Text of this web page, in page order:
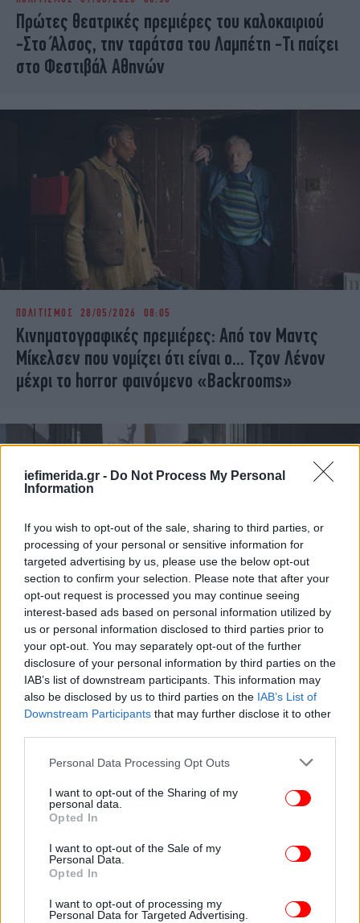
iefimerida.gr - Do Not Process My Personal
Information
If you wish to opt-out of the sale, sharing to third parties, or
processing of your personal or sensitive information for
targeted advertising by us, please use the below opt-out
section to confirm your selection. Please note that after your
opt-out request is processed you may continue seeing
interest-based ads based on personal information utilized by
us or personal information disclosed to third parties prior to
your opt-out. You may separately opt-out of the further
disclosure of your personal information by third parties on the
IAB’s list of downstream participants. This information may
also be disclosed by us to third parties on the IAB’s List of
Downstream Participants that may further disclose it to other
Please note that this website/app uses one or more Google
not limited to your visit or usage behaviour. You may click to
grant or deny consent to Google and its third-party tags to
use your data for below specified purposes in below Google
consent section.
Personal Data Processing Opt Outs
I want to opt-out of the Sharing of my
personal data.
Opted In
I want to opt-out of the Sale of my
Personal Data.
Opted In
I want to opt-out of processing my
Personal Data for Targeted Advertising.
Πρώτες θεατρικές πρεμιέρες του καλοκαιριού
-Στο Άλσος, την ταράτσα του Λαμπέτη -Τι παίζει
στο Φεστιβάλ Αθηνών
ΠΟΛΙΤΙΣΜΟΣ 28/05/2026 08:05
Κινηματογραφικές πρεμιέρες: Από τον Μαντς
Μίκελσεν που νομίζει ότι είναι ο... Τζον Λένον
μέχρι το horror φαινόμενο «Backrooms»
ΠΟΛΙΤΙΣΜΟΣ 26/05/2026 07:57
Τέσσερις νέες θεατρικές παραστάσεις αυτή την
εβδομάδα -Αρχίζει το Φεστιβάλ Αθηνών
ΠΟΛΙΤΙΣΜΟΣ 20/05/2026 08:22